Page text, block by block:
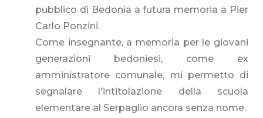
pubblico di Bedonia a futura memoria a Pier
Carlo Ponzini.
Come insegnante, a memoria per le giovani
generazioni bedoniesi, come ex
amministratore comunale, mi permetto di
segnalare l'intitolazione della scuola
elementare al Serpaglio ancora senza nome.